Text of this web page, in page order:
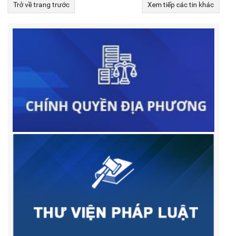
Trở về trang trước Xem tiếp các tin khác